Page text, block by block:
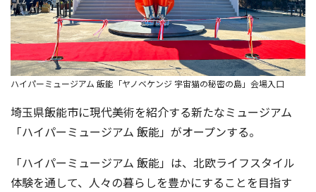
ハイパーミュージアム 飯能「ヤノベケンジ 宇宙猫の秘密の島」会場入口
埼玉県飯能市に現代美術を紹介する新たなミュージアム
「ハイパーミュージアム 飯能」がオープンする。
「ハイパーミュージアム 飯能」は、北欧ライフスタイル
体験を通して、人々の暮らしを豊かにすることを目指す